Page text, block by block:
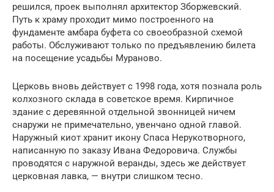
решился, проек выполнял архитектор Зборжевский.
Путь к храму проходит мимо построенного на
фундаменте амбара буфета со своеобразной схемой
работы. Обслуживают только по предъявлению билета
на посещение усадьбы Мураново.
Церковь вновь действует с 1998 года, хотя познала роль
колхозного склада в советское время. Кирпичное
здание с деревянной отдельной звонницей ничем
снаружи не примечательно, увенчано одной главой.
Наружный киот хранит икону Спаса Нерукотворного,
написанную по заказу Ивана Федоровича. Службы
проводятся с наружной веранды, здесь же действует
церковная лавка, — внутри слишком тесно.